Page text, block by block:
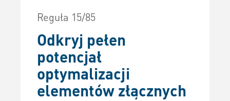
Reguła 15/85
Odkryj pełen
potencjał
optymalizacji
elementów złącznych